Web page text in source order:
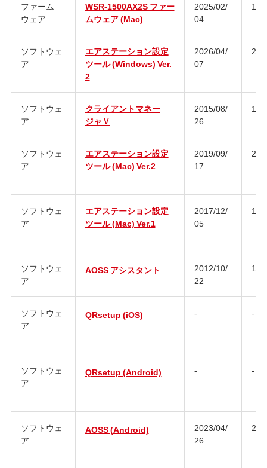
ファーム
ウェア
WSR-1500AX2S ファー
ムウェア (Mac)
2025/02/
04
ソフトウェ
ア
エアステーション設定
ツール (Windows) Ver.
2
2026/04/
07
ソフトウェ
ア
クライアントマネー
ジャＶ
2015/08/
26
ソフトウェ
ア
エアステーション設定
ツール (Mac) Ver.2
2019/09/
17
ソフトウェ
ア
エアステーション設定
ツール (Mac) Ver.1
2017/12/
05
ソフトウェ
ア
AOSS アシスタント
2012/10/
22
ソフトウェ
ア
QRsetup (iOS) - -
ソフトウェ
ア
QRsetup (Android) - -
ソフトウェ
ア
AOSS (Android)
2023/04/
26